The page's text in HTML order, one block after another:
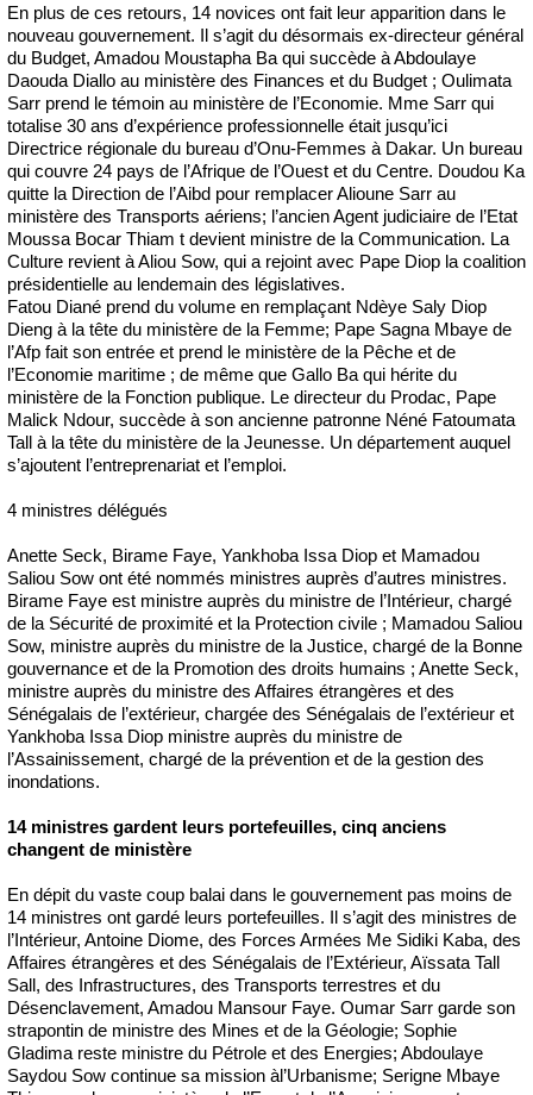
En plus de ces retours, 14 novices ont fait leur apparition dans le
nouveau gouvernement. Il s’agit du désormais ex-directeur général
du Budget, Amadou Moustapha Ba qui succède à Abdoulaye
Daouda Diallo au ministère des Finances et du Budget ; Oulimata
Sarr prend le témoin au ministère de l’Economie. Mme Sarr qui
totalise 30 ans d’expérience professionnelle était jusqu’ici
Directrice régionale du bureau d’Onu-Femmes à Dakar. Un bureau
qui couvre 24 pays de l’Afrique de l’Ouest et du Centre. Doudou Ka
quitte la Direction de l’Aibd pour remplacer Alioune Sarr au
ministère des Transports aériens; l’ancien Agent judiciaire de l’Etat
Moussa Bocar Thiam t devient ministre de la Communication. La
Culture revient à Aliou Sow, qui a rejoint avec Pape Diop la coalition
présidentielle au lendemain des législatives.
Fatou Diané prend du volume en remplaçant Ndèye Saly Diop
Dieng à la tête du ministère de la Femme; Pape Sagna Mbaye de
l’Afp fait son entrée et prend le ministère de la Pêche et de
l’Economie maritime ; de même que Gallo Ba qui hérite du
ministère de la Fonction publique. Le directeur du Prodac, Pape
Malick Ndour, succède à son ancienne patronne Néné Fatoumata
Tall à la tête du ministère de la Jeunesse. Un département auquel
s’ajoutent l’entreprenariat et l’emploi.
4 ministres délégués
Anette Seck, Birame Faye, Yankhoba Issa Diop et Mamadou
Saliou Sow ont été nommés ministres auprès d’autres ministres.
Birame Faye est ministre auprès du ministre de l’Intérieur, chargé
de la Sécurité de proximité et la Protection civile ; Mamadou Saliou
Sow, ministre auprès du ministre de la Justice, chargé de la Bonne
gouvernance et de la Promotion des droits humains ; Anette Seck,
ministre auprès du ministre des Affaires étrangères et des
Sénégalais de l’extérieur, chargée des Sénégalais de l’extérieur et
Yankhoba Issa Diop ministre auprès du ministre de
l’Assainissement, chargé de la prévention et de la gestion des
inondations.
14 ministres gardent leurs portefeuilles, cinq anciens
changent de ministère
En dépit du vaste coup balai dans le gouvernement pas moins de
14 ministres ont gardé leurs portefeuilles. Il s’agit des ministres de
l’Intérieur, Antoine Diome, des Forces Armées Me Sidiki Kaba, des
Affaires étrangères et des Sénégalais de l’Extérieur, Aïssata Tall
Sall, des Infrastructures, des Transports terrestres et du
Désenclavement, Amadou Mansour Faye. Oumar Sarr garde son
strapontin de ministre des Mines et de la Géologie; Sophie
Gladima reste ministre du Pétrole et des Energies; Abdoulaye
Saydou Sow continue sa mission àl’Urbanisme; Serigne Mbaye